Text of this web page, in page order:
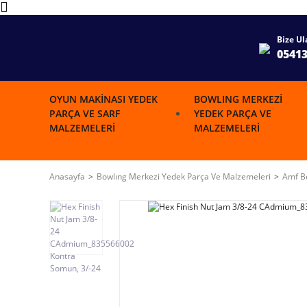
Bize
OYUN MAKINASI YEDEK
PARÇA VE SARF
MALZEMELERI
BOWLING MERKEZI
YEDEK PARÇA VE
MALZEMELERI
Anasayfa Bowlıng Merkezi Yedek Parça Ve Malzemeleri Amf